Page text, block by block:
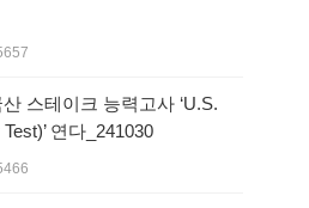
스테이크 능력고사 ‘U.S.
연다_241030